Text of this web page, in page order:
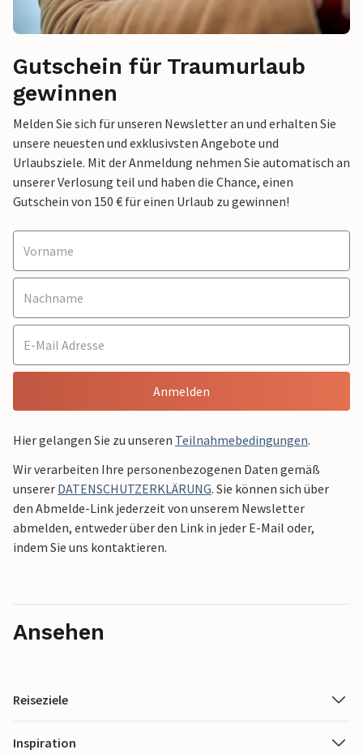
Gutschein für Traumurlaub
gewinnen
Melden Sie sich für unseren Newsletter an und erhalten Sie
unsere neuesten und exklusivsten Angebote und
Urlaubsziele. Mit der Anmeldung nehmen Sie automatisch an
unserer Verlosung teil und haben die Chance, einen
Gutschein von 150 € für einen Urlaub zu gewinnen!
Anmelden
Hier gelangen Sie zu unseren Teilnahmebedingungen.
Wir verarbeiten Ihre personenbezogenen Daten gemäß
unserer DATENSCHUTZERKLÄRUNG. Sie können sich über
den Abmelde-Link jederzeit von unserem Newsletter
abmelden, entweder über den Link in jeder E-Mail oder,
indem Sie uns kontaktieren.
Ansehen
Reiseziele
Inspiration